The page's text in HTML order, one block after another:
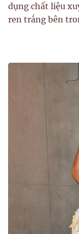
dụng chất liệu
ren trắng bên